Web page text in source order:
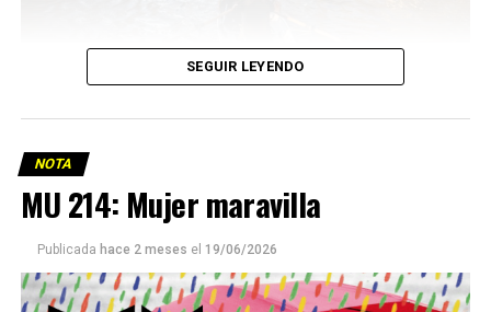
SEGUIR LEYENDO
NOTA
MU 214: Mujer maravilla
Publicada hace 2 meses el 19/06/2026